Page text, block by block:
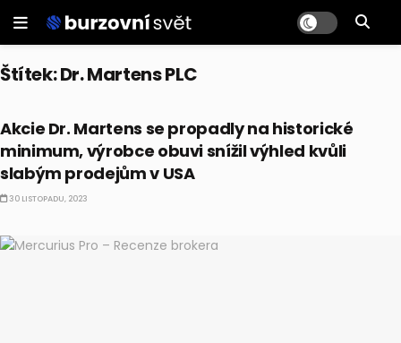
Štítek:Dr. Martens PLC
Akcie Dr. Martens se propadly na historické
minimum, výrobce obuvi snížil výhled kvůli
slabým prodejům v USA
30 LISTOPADU, 2023